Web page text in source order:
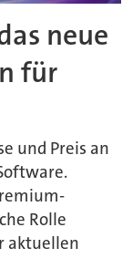
neue
für
und Preis an
Rolle
aktuellen